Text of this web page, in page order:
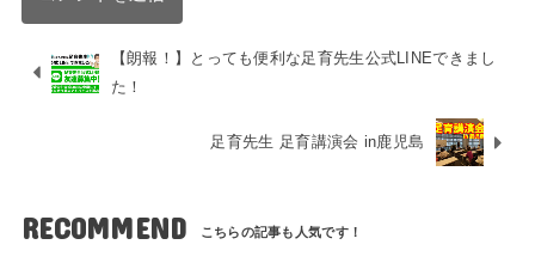
【朗報！】とっても便利な足育先生公式LINEできまし
た！
足育先生 足育講演会 in鹿児島
RECOMMEND